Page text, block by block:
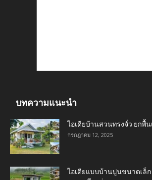
บทความแนะนำ
ไอเดียบ้านสวนทรงจั่ว ยกพื้
กรกฎาคม 12, 2025
ไอเดียแบบบ้านปูนขนาดเล็ก